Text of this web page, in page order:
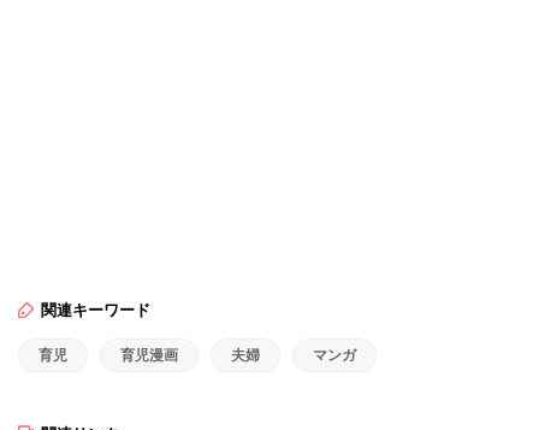
関連キーワード
育児 育児漫画 夫婦 マンガ